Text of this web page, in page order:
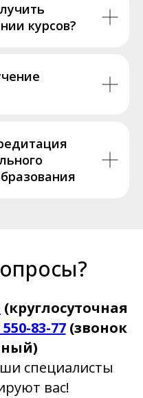
курсов?
(круглосуточная
83-77(звонок
специалисты
вас!